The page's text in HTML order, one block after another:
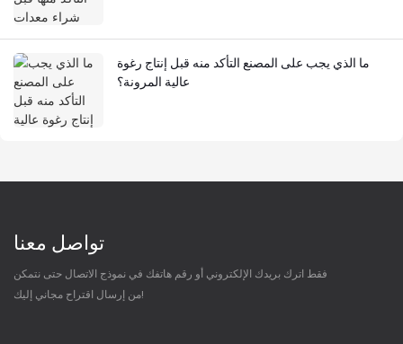
ما الذي يجب على المصنع التأكد منه قبل إنتاج رغوة
عالية المرونة؟
تواصل معنا
فقط اترك بريدك الإلكتروني أو رقم هاتفك في نموذج الاتصال حتى نتمكن
من إرسال اقتراح مجاني إليك!